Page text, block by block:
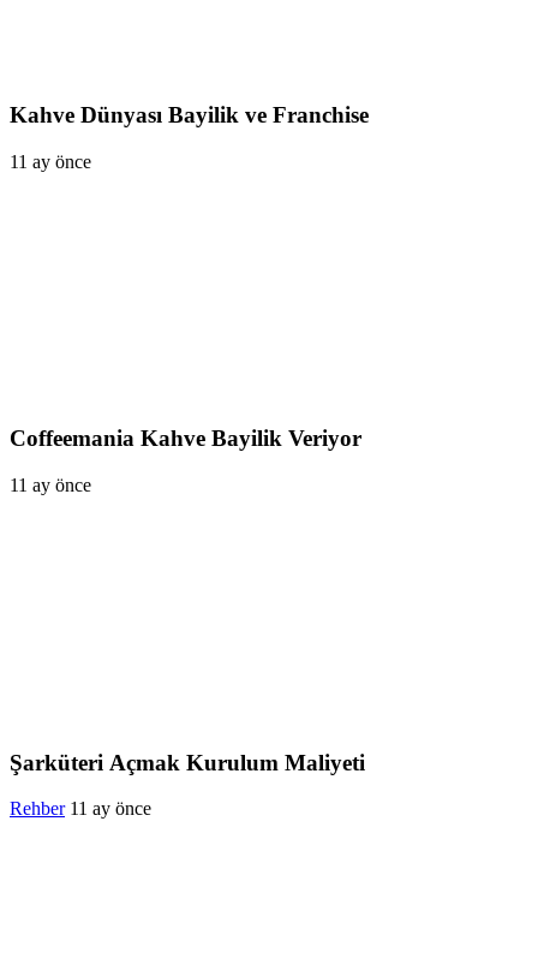
Kahve Dünyası Bayilik ve Franchise
11 ay önce
Coffeemania Kahve Bayilik Veriyor
11 ay önce
Şarküteri Açmak Kurulum Maliyeti
Rehber 11 ay önce